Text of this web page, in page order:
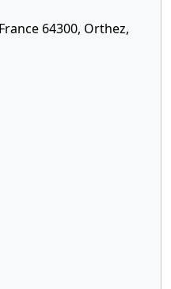
64300, Orthez,